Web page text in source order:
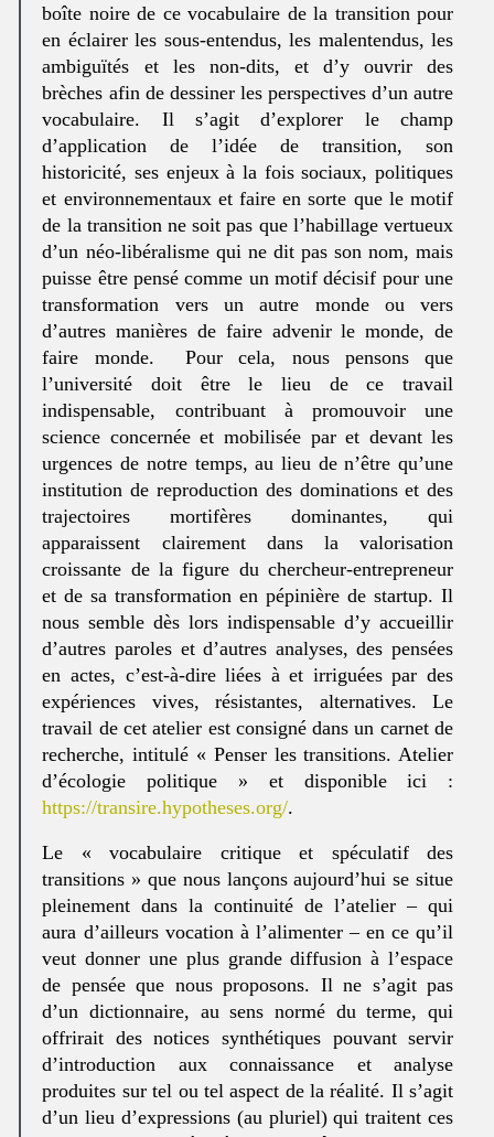
boîte noire de ce vocabulaire de la transition pour
en éclairer les sous-entendus, les malentendus, les
ambiguïtés et les non-dits, et d’y ouvrir des
brèches afin de dessiner les perspectives d’un autre
vocabulaire. Il s’agit d’explorer le champ
d’application de l’idée de transition, son
historicité, ses enjeux à la fois sociaux, politiques
et environnementaux et faire en sorte que le motif
de la transition ne soit pas que l’habillage vertueux
d’un néo-libéralisme qui ne dit pas son nom, mais
puisse être pensé comme un motif décisif pour une
transformation vers un autre monde ou vers
d’autres manières de faire advenir le monde, de
faire monde. Pour cela, nous pensons que
l’université doit être le lieu de ce travail
indispensable, contribuant à promouvoir une
science concernée et mobilisée par et devant les
urgences de notre temps, au lieu de n’être qu’une
institution de reproduction des dominations et des
trajectoires mortifères dominantes, qui
apparaissent clairement dans la valorisation
croissante de la figure du chercheur-entrepreneur
et de sa transformation en pépinière de startup. Il
nous semble dès lors indispensable d’y accueillir
d’autres paroles et d’autres analyses, des pensées
en actes, c’est-à-dire liées à et irriguées par des
expériences vives, résistantes, alternatives. Le
travail de cet atelier est consigné dans un carnet de
recherche, intitulé « Penser les transitions. Atelier
d’écologie politique » et disponible ici :
https://transire.hypotheses.org/.
Le « vocabulaire critique et spéculatif des
transitions » que nous lançons aujourd’hui se situe
pleinement dans la continuité de l’atelier – qui
aura d’ailleurs vocation à l’alimenter – en ce qu’il
veut donner une plus grande diffusion à l’espace
de pensée que nous proposons. Il ne s’agit pas
d’un dictionnaire, au sens normé du terme, qui
offrirait des notices synthétiques pouvant servir
d’introduction aux connaissance et analyse
produites sur tel ou tel aspect de la réalité. Il s’agit
d’un lieu d’expressions (au pluriel) qui traitent ces